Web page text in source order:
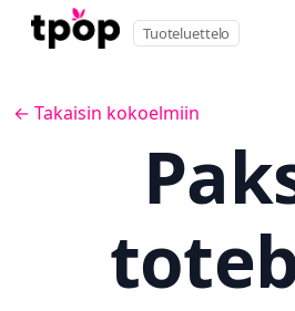
Tuoteluettelo
← Takaisin kokoelmiin